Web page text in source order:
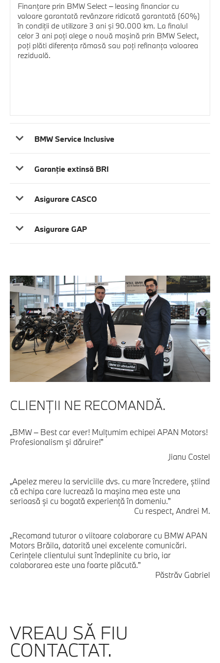
Finanţare prin BMW Select – leasing financiar cu
valoare garantată revânzare ridicată garantată (60%)
în condiţii de utilizare 3 ani şi 90.000 km. La finalul
celor 3 ani poţi alege o nouă maşină prin BMW Select,
poţi plăti diferenţa rămasă sau poţi refinanţa valoarea
reziduală.
BMW Service Inclusive
Garanţie extinsă BRI
Asigurare CASCO
Asigurare GAP
CLIENŢII NE RECOMANDĂ.
„BMW – Best car ever! Mulțumim echipei APAN Motors!
Profesionalism și dăruire!”
Jianu Costel
„Apelez mereu la serviciile dvs. cu mare încredere, știind
că echipa care lucrează la mașina mea este una
serioasă și cu bogată experiență în domeniu.”
Cu respect, Andrei M.
„Recomand tuturor o viitoare colaborare cu BMW APAN
Motors Brăila, datorită unei excelente comunicări.
Cerințele clientului sunt îndeplinite cu brio, iar
colaborarea este una foarte plăcută.”
Păstrăv Gabriel
VREAU SĂ FIU
CONTACTAT.